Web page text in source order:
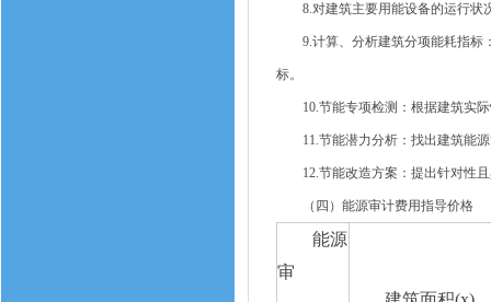
8.对建筑主要用能设备的运行状
9.计算、分析建筑分项能耗指标：
标。
10.节能专项检测：根据建筑实际
11.节能潜力分析：找出建筑能源
12.节能改造方案：提出针对性且
（四）能源审计费用指导价格
能源
审